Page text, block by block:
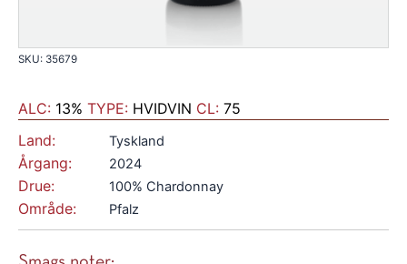
SKU: 35679
ALC: 13% TYPE: HVIDVIN CL: 75
Land:
Tyskland
Årgang: 2024
Drue: 100% Chardonnay
Område: Pfalz